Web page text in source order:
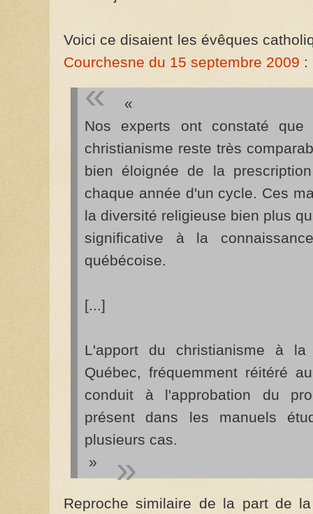
Voici ce disaient les évêques
Courchesne du 15 septembre 2009 :
«
Nos experts ont constaté
christianisme reste très
bien éloignée de la
chaque année d'un cycle. Ces
la diversité religieuse bien plus
significative à la
québécoise.
[...]
L'apport du christianisme à
Québec, fréquemment réitéré
conduit à l'approbation du
présent dans les manuels
plusieurs cas.
»
Reproche similaire de la part de